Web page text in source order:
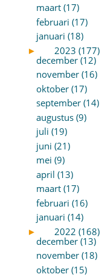
maart (17)
februari (17)
januari (18)
►
2023 (177)
december (12)
november (16)
oktober (17)
september (14)
augustus (9)
juli (19)
juni (21)
mei (9)
april (13)
maart (17)
februari (16)
januari (14)
►
2022 (168)
december (13)
november (18)
oktober (15)